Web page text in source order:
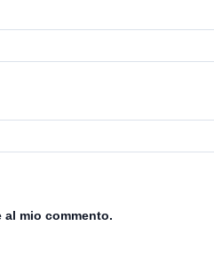
mio commento.